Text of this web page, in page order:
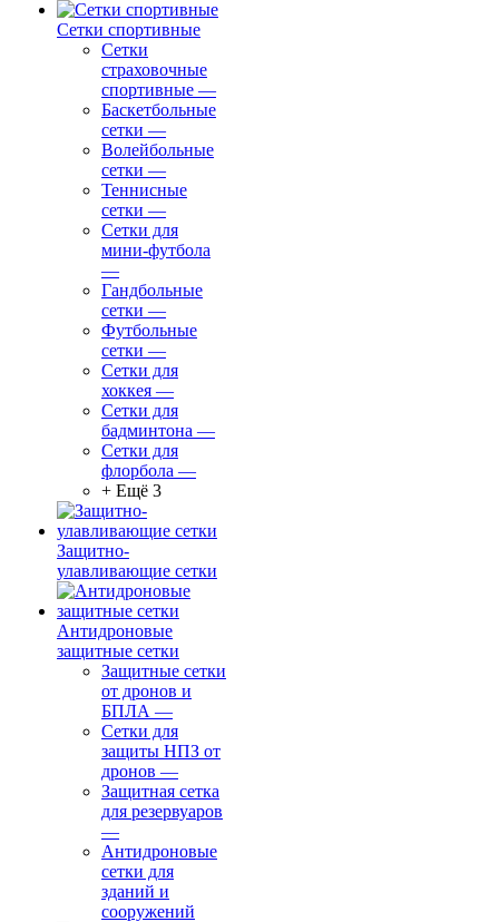
Сетки спортивные
Сетки
страховочные
спортивные —
Баскетбольные
сетки —
Волейбольные
сетки —
Теннисные
сетки —
Сетки для
мини-футбола
—
Гандбольные
сетки —
Футбольные
сетки —
Сетки для
хоккея —
Сетки для
бадминтона —
Сетки для
флорбола —
+ Ещё 3
Защитно-
улавливающие сетки
Антидроновые
защитные сетки
Защитные сетки
от дронов и
БПЛА —
Сетки для
защиты НПЗ от
дронов —
Защитная сетка
для резервуаров
—
Антидроновые
сетки для
зданий и
сооружений